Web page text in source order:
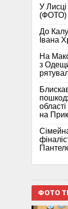
У Лисці
(ФОТО)
До
Івана
На
з
на
ФОТО